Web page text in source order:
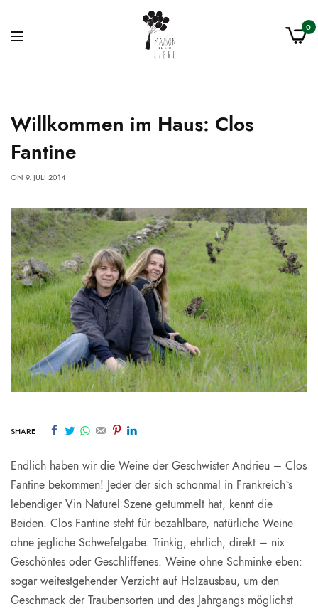
0
Willkommen im Haus: Clos
Fantine
ON 9. JULI 2014
SHARE
Endlich haben wir die Weine der Geschwister Andrieu – Clos
Fantine bekommen! Jeder der sich schonmal in Frankreich`s
lebendiger Vin Naturel Szene getummelt hat, kennt die
Beiden. Clos Fantine steht für bezahlbare, natürliche Weine
ohne jegliche Schwefelgabe. Trinkig, ehrlich, direkt – nix
Geschöntes oder Geschliffenes. Weine ohne Schminke eben:
sogar weitestgehender Verzicht auf Holzausbau, um den
Geschmack der Traubensorten und des Jahrgangs möglichst